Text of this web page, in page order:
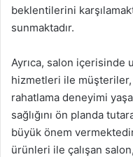
beklentilerini
sunmaktadır.
Ayrıca, salon içerisinde
hizmetleri ile
rahatlama deneyimi
sağlığını ön planda
büyük önem
ürünleri ile çalışan